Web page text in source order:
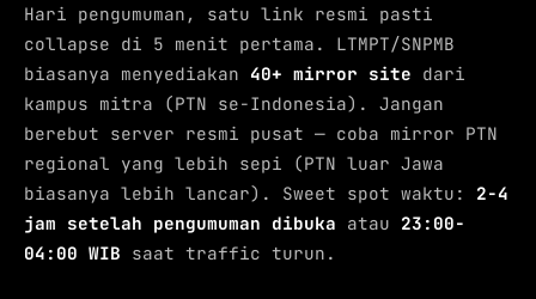
Hari pengumuman, satu link resmi pasti
collapse di 5 menit pertama. LTMPT/SNPMB
biasanya menyediakan 40+ mirror site dari
kampus mitra (PTN se-Indonesia). Jangan
berebut server resmi pusat — coba mirror PTN
regional yang lebih sepi (PTN luar Jawa
biasanya lebih lancar). Sweet spot waktu: 2-4
jam setelah pengumuman dibuka atau 23:00-
04:00 WIB saat traffic turun.